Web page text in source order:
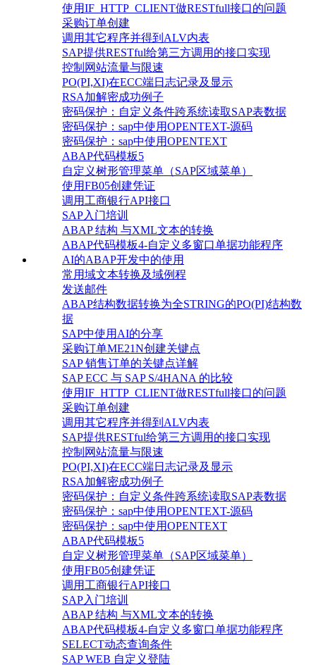
使用IF_HTTP_CLIENT做RESTfull接口的问题
采购订单创建
调用其它程序并得到ALV内表
SAP提供RESTful给第三方调用的接口实现
控制网站流量与限速
PO(PI,XI)在ECC端日志记录及显示
RSA加解密成功例子
密码保护：自定义条件跨系统读取SAP表数据
密码保护：sap中使用OPENTEXT-源码
密码保护：sap中使用OPENTEXT
ABAP代码模板5
自定义树形管理菜单（SAP区域菜单）
使用FB05创建凭证
调用工商银行API接口
SAP入门培训
ABAP 结构 与XML文本的转换
ABAP代码模板4-自定义多窗口单据功能程序
AI的ABAP开发中的使用
常用域文本转换及域例程
发送邮件
ABAP结构数据转换为全STRING的PO(PI)结构数
据
SAP中使用AI的分享
采购订单ME21N创建关键点
SAP 销售订单的关键点详解
SAP ECC 与 SAP S/4HANA 的比较
使用IF_HTTP_CLIENT做RESTfull接口的问题
采购订单创建
调用其它程序并得到ALV内表
SAP提供RESTful给第三方调用的接口实现
控制网站流量与限速
PO(PI,XI)在ECC端日志记录及显示
RSA加解密成功例子
密码保护：自定义条件跨系统读取SAP表数据
密码保护：sap中使用OPENTEXT-源码
密码保护：sap中使用OPENTEXT
ABAP代码模板5
自定义树形管理菜单（SAP区域菜单）
使用FB05创建凭证
调用工商银行API接口
SAP入门培训
ABAP 结构 与XML文本的转换
ABAP代码模板4-自定义多窗口单据功能程序
SELECT动态查询条件
SAP WEB 自定义登陆